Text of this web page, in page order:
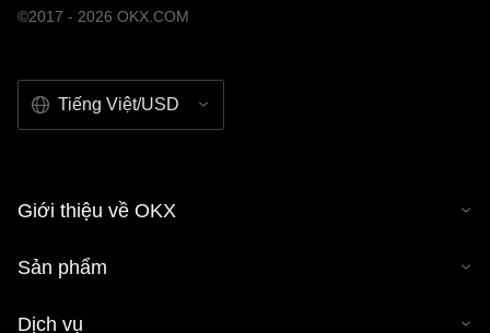
©2017 - 2026 OKX.COM
Tiếng Việt/USD
Giới thiệu về OKX
Sản phẩm
Dịch vụ